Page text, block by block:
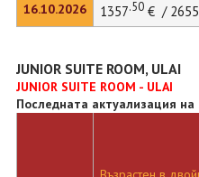
16.10.2026 1357.50€ / 2655
JUNIOR SUITE ROOM, ULAI
JUNIOR SUITE ROOM - ULAI
Последната актуализация на